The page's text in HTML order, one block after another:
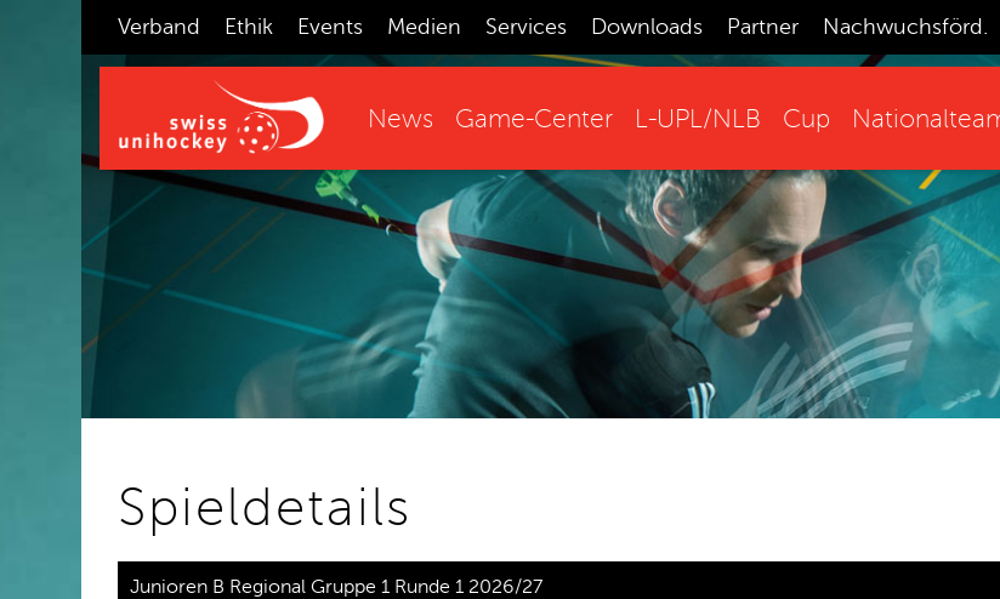
Verband Ethik Events Medien Services Downloads Partner Nachwuchsförd.
News Game-Center L-UPL/NLB Cup
Spieldetails
Junioren B Regional Gruppe 1 Runde 1 2026/27